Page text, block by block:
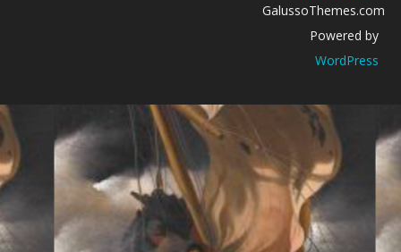
GalussoThemes.com
Powered by
WordPress